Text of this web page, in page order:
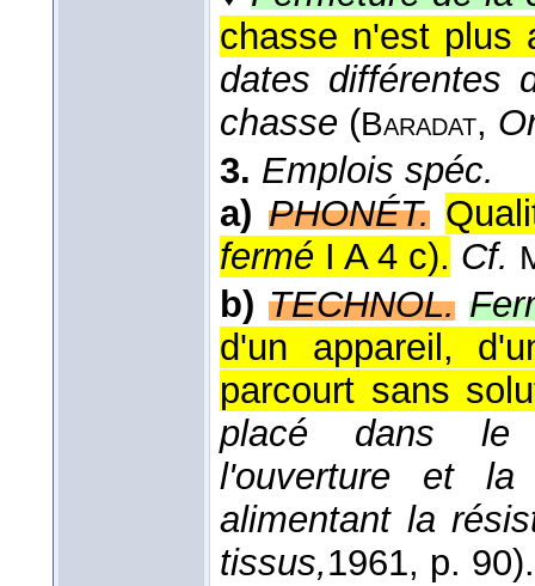
chasse n'est plus
dates différentes
chasse (Baradat,
3. Emplois spéc.
a) PHONÉT.
fermé I A 4 c). Cf.
b) TECHNOL.
d'un appareil,
parcourt sans
placé dans le
l'ouverture et la
alimentant la
tissus,1961, p. 90).